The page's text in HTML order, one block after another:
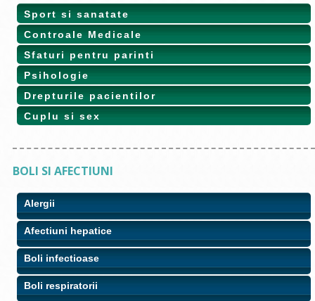
Sport si sanatate
Controale Medicale
Sfaturi pentru parinti
Psihologie
Drepturile pacientilor
Cuplu si sex
BOLI SI AFECTIUNI
Alergii
Afectiuni hepatice
Boli infectioase
Boli respiratorii